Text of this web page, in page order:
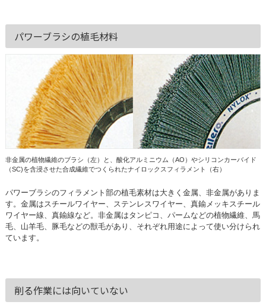
パワーブラシの植毛材料
非金属の植物繊維のブラシ（左）と、酸化アルミニウム（AO）やシリコンカーバイド
（SC)を含浸させた合成繊維でつくられたナイロックスフィラメント（右）
パワーブラシのフィラメント部の植毛素材は大きく金属、非金属がありま
す。金属はスチールワイヤー、ステンレスワイヤー、真鍮メッキスチール
ワイヤー線、真鍮線など。非金属はタンピコ、パームなどの植物繊維、馬
毛、山羊毛、豚毛などの獣毛があり、それぞれ用途によって使い分けられ
ています。
削る作業には向いていない